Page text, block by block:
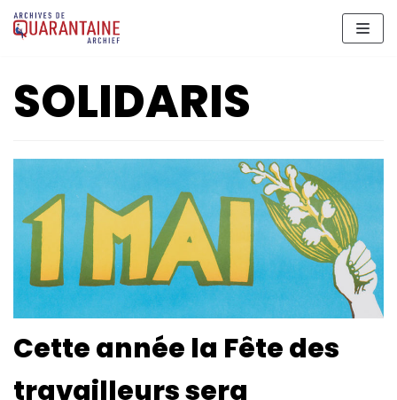
Aller
au
SOLIDARIS
Cette année la Fête des
travailleurs sera